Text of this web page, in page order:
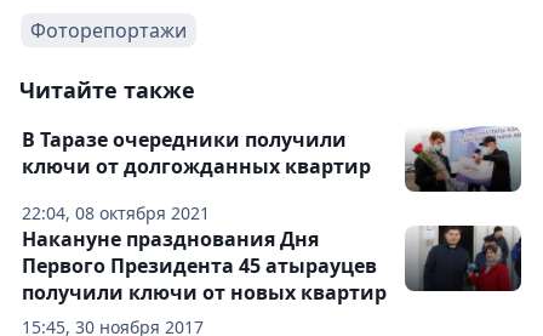
Фоторепортажи
Читайте также
22:04, 08 октября 2021
В Таразе очередники получили
ключи от долгожданных квартир
15:45, 30 ноября 2017
Накануне празднования Дня
Первого Президента 45 атырауцев
получили ключи от новых квартир